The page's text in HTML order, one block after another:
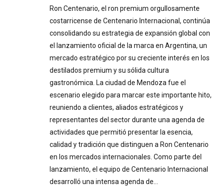
Ron Centenario, el ron premium orgullosamente
costarricense de Centenario Internacional, continúa
consolidando su estrategia de expansión global con
el lanzamiento oficial de la marca en Argentina, un
mercado estratégico por su creciente interés en los
destilados premium y su sólida cultura
gastronómica. La ciudad de Mendoza fue el
escenario elegido para marcar este importante hito,
reuniendo a clientes, aliados estratégicos y
representantes del sector durante una agenda de
actividades que permitió presentar la esencia,
calidad y tradición que distinguen a Ron Centenario
en los mercados internacionales. Como parte del
lanzamiento, el equipo de Centenario Internacional
desarrolló una intensa agenda de…